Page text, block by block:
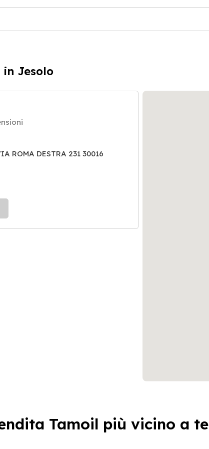
in Jesolo
ROMA DESTRA 231 30016
Tamoil più vicino a te